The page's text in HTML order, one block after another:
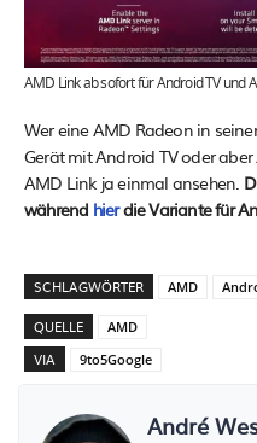
AMD Link ab sofort für Android TV und
Wer eine AMD Radeon in
Gerät mit Android TV oder
AMD Link ja einmal ansehen.
während hierdie Variante für
SCHLAGWÖRTER AMD
QUELLE AMD
VIA 9to5Google
André